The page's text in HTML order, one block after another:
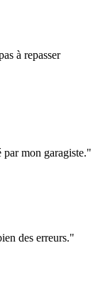
à repasser
mon garagiste."
des erreurs."